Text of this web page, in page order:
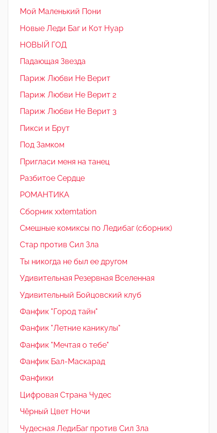
Мой Маленький Пони
Новые Леди Баг и Кот Нуар
НОВЫЙ ГОД
Падающая Звезда
Париж Любви Не Верит
Париж Любви Не Верит 2
Париж Любви Не Верит 3
Пикси и Брут
Под Замком
Пригласи меня на танец
Разбитое Сердце
РОМАНТИКА
Сборник xxtemtation
Смешные комиксы по Ледибаг (сборник)
Стар против Сил Зла
Ты никогда не был ее другом
Удивительная Резервная Вселенная
Удивительный Бойцовский клуб
Фанфик "Город тайн"
Фанфик "Летние каникулы"
Фанфик "Мечтая о тебе"
Фанфик Бал-Маскарад
Фанфики
Цифровая Страна Чудес
Чёрный Цвет Ночи
Чудесная ЛедиБаг против Сил Зла